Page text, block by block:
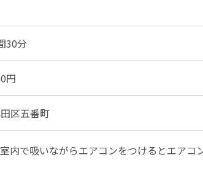
30分
円
区五番町
内で吸いながらエアコンをつけるとエアコ